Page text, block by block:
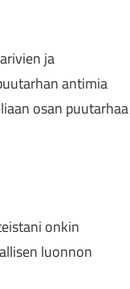
ja
antimia
osan puutarhaa
onkin
luonnon